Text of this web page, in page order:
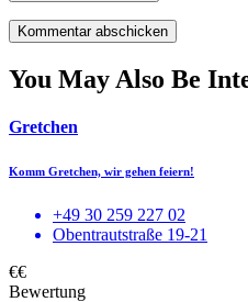
You May Also Be
Gretchen
Komm Gretchen, wir gehen feiern!
+49 30 259 227 02
Obentrautstraße 19-21
€€
Bewertung